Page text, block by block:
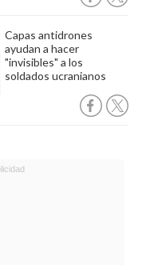
Capas antidrones
ayudan a hacer
"invisibles" a los
soldados ucranianos